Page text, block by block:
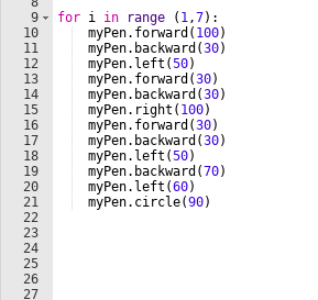
9
10
11
12
13
14
15
16
17
18
19
20
21
22
23
24
25
26
27
for i in range ( 1,7) :
myPen. forward ( 100)
myPen. backward (30)
myPen. left (50)
myPen. forward (30)
myPen. backward (30)
myPen. right ( 100)
myPen. forward (30)
myPen. backward (30)
myPen. left (50)
myPen. backward (70)
myPen. left (60)
myPen. circle(90)